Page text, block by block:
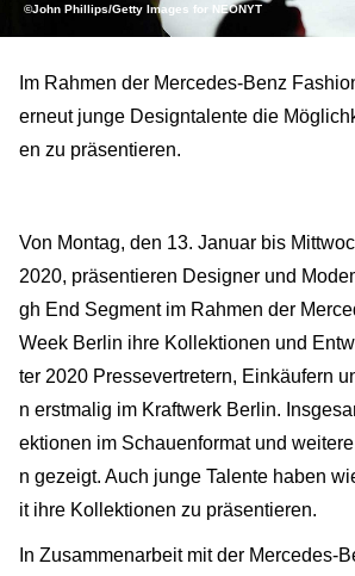
©John Phillips/Getty Images for NEONYT
Im Rahmen der Mercedes-Benz
erneut junge Designtalente die
en zu präsentieren.
Von Montag, den 13. Januar bis
2020, präsentieren Designer und
gh End Segment im Rahmen der
Week Berlin ihre Kollektionen und
ter 2020 Pressevertretern, Einkäufern
n erstmalig im Kraftwerk Berlin.
ektionen im Schauenformat und
n gezeigt. Auch junge Talente haben
it ihre Kollektionen zu präsentieren.
In Zusammenarbeit mit der Mercedes-